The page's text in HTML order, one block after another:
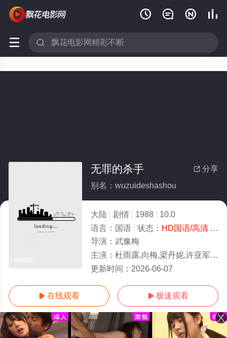
   
 
 分享
无罪的杀手
别名：wuzuideshashou
大陆 剧情 1988
10.0
语言： 国语 状态： HD国语/高清- 免费在线观看
导演： 武豫梅
主演： 杜雨露,向梅,梁丹妮,许亚军,村里,张国文,赫天罡,张百爽,陈强,史可夫,刘俊杰,李真,韦唯,
更新时间： 2026-06-07
 在线观看  极速观看